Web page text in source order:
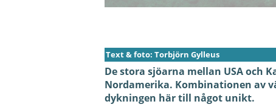
Text & foto: Torbjörn Gylleus
De stora sjöarna mellan USA och
Nordamerika. Kombinationen av
dykningen här till något unikt.